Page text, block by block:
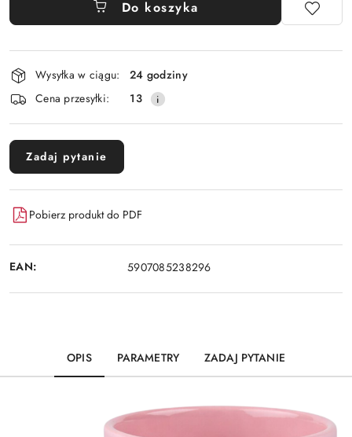
Do koszyka
Dostępność
i
dostawa
Wysyłka w ciągu:
24 godziny
Cena przesyłki:
13
Zadaj pytanie
Pobierz produkt do PDF
EAN: 5907085238296
OPIS PARAMETRY ZADAJ PYTANIE